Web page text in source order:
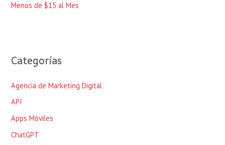
Menos de $15 al Mes
Categorías
Agencia de Marketing Digital
API
Apps Móviles
ChatGPT